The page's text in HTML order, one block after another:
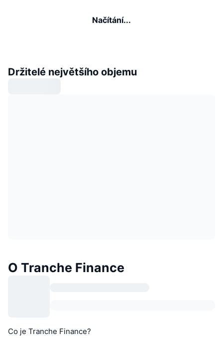
Načítání...
Držitelé největšího objemu
O Tranche Finance
Co je Tranche Finance?